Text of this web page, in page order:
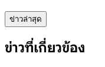
ข่าวล่าสุด
ข่าวที่เกี่ยวข้อง